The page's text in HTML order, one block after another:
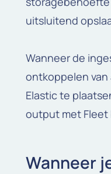
uitsluitend
Wanneer de
ontkoppelen
Elastic te
output met Fleet
Wanneer